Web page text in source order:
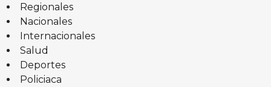
Regionales
Nacionales
Internacionales
Salud
Deportes
Policiaca